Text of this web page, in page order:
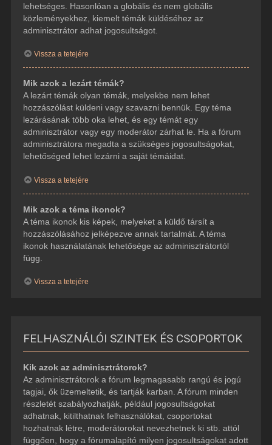
lehetséges. Hasonlóan a globális és nem globális
közleményekhez, kiemelt témák küldéséhez az
adminisztrátor adhat jogosultságot.
Vissza a tetejére
Mik azok a lezárt témák?
A lezárt témák olyan témák, melyekbe nem lehet
hozzászólást küldeni vagy szavazni bennük. Egy téma
lezárásának több oka lehet, és egy témát egy
adminisztrátor vagy egy moderátor zárhat le. Ha a fórum
adminisztrátora megadta a szükséges jogosultságokat,
lehetőséged lehet lezárni a saját témáidat.
Vissza a tetejére
Mik azok a téma ikonok?
A téma ikonok kis képek, melyeket a küldő társít a
hozzászólásához jelképezve annak tartalmát. A téma
ikonok használatának lehetősége az adminisztrátortól
függ.
Vissza a tetejére
FELHASZNÁLÓI SZINTEK ÉS CSOPORTOK
Kik azok az adminisztrátorok?
Az adminisztrátorok a fórum legmagasabb rangú és jogú
tagjai, ők üzemeltetik, és tartják karban. A fórum minden
részletét szabályozhatják, például jogosultságokat
adhatnak, kitilthatnak felhasználókat, csoportokat
hozhatnak létre, moderátorokat nevezhetnek ki stb. attól
függően, hogy a fórumalapító milyen jogosultságokat adott